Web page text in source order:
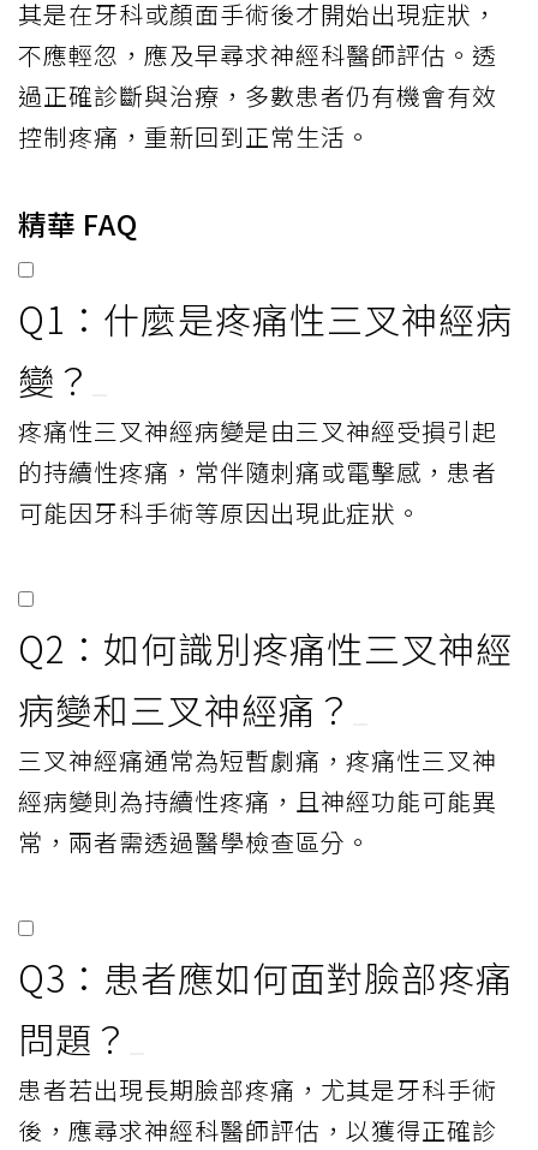
其是在牙科或顏面手術後才開始出現症狀，
不應輕忽，應及早尋求神經科醫師評估。透
過正確診斷與治療，多數患者仍有機會有效
控制疼痛，重新回到正常生活。
精華 FAQ
Q1：什麼是疼痛性三叉神經病
變？
疼痛性三叉神經病變是由三叉神經受損引起
的持續性疼痛，常伴隨刺痛或電擊感，患者
可能因牙科手術等原因出現此症狀。
Q2：如何識別疼痛性三叉神經
病變和三叉神經痛？
三叉神經痛通常為短暫劇痛，疼痛性三叉神
經病變則為持續性疼痛，且神經功能可能異
常，兩者需透過醫學檢查區分。
Q3：患者應如何面對臉部疼痛
問題？
患者若出現長期臉部疼痛，尤其是牙科手術
後，應尋求神經科醫師評估，以獲得正確診